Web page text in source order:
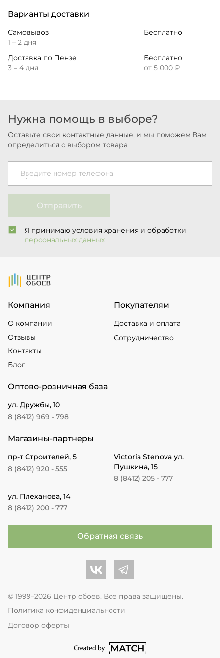
Варианты доставки
Самовывоз
1 – 2 дня
Бесплатно
Доставка по Пензе
3 – 4 дня
Бесплатно
от 5 000 ₽
Нужна помощь в выборе?
Оставьте свои контактные данные, и мы поможем Вам
определиться с выбором товара
Введите номер телефона
Отправить
Я принимаю условия хранения и обработки
персональных данных
На Главную
Компания
О компании
Отзывы
Контакты
Блог
Покупателям
Доставка и оплата
Сотрудничество
Оптово-розничная база
ул. Дружбы, 10
8 (8412) 969 - 798
Магазины-партнеры
пр-т Строителей, 5
8 (8412) 920 - 555
Victoria Stenova ул.
Пушкина, 15
8 (8412) 205 - 777
ул. Плеханова, 14
8 (8412) 200 - 777
Обратная связь
Центр обоев во Вконтакте
Центр обоев в Телеграме
© 1999–2026 Центр обоев. Все права защищены.
Политика конфиденциальности
Договор оферты
перейти на сайт студии Match